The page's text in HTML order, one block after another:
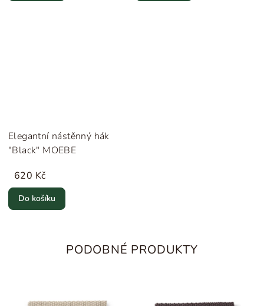
Elegantní nástěnný hák
"Black" MOEBE
620 Kč
Do košíku
PODOBNÉ PRODUKTY